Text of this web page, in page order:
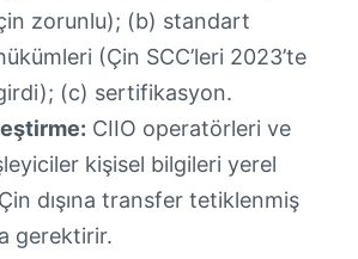
zorunlu); (b) standart
(Çin SCC’leri 2023’te
(c) sertifikasyon.
CIIO operatörleri ve
kişisel bilgileri yerel
dışına transfer tetiklenmiş
gerektirir.